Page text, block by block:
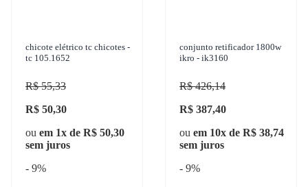
chicote elétrico tc chicotes -
tc 105.1652
R$ 55,33
R$ 50,30
ou em 1x de R$ 50,30
sem juros
- 9%
conjunto retificador 1800w
ikro - ik3160
R$ 426,14
R$ 387,40
ou em 10x de R$ 38,74
sem juros
- 9%